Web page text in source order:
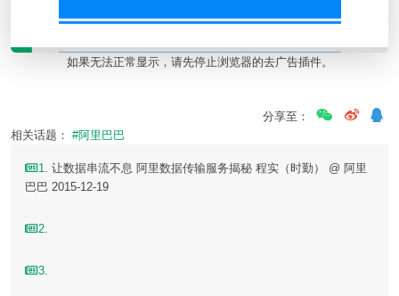
如果无法正常显示，请先停止浏览器的去广告插件。
分享至：
相关话题： #阿里巴巴
1. 让数据串流不息 阿里数据传输服务揭秘 程实（时勤） @ 阿里
巴巴 2015-12-19
2.
3.